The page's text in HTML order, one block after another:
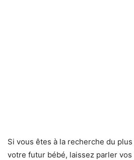
Si vous êtes à la recherche du
votre futur bébé, laissez parler